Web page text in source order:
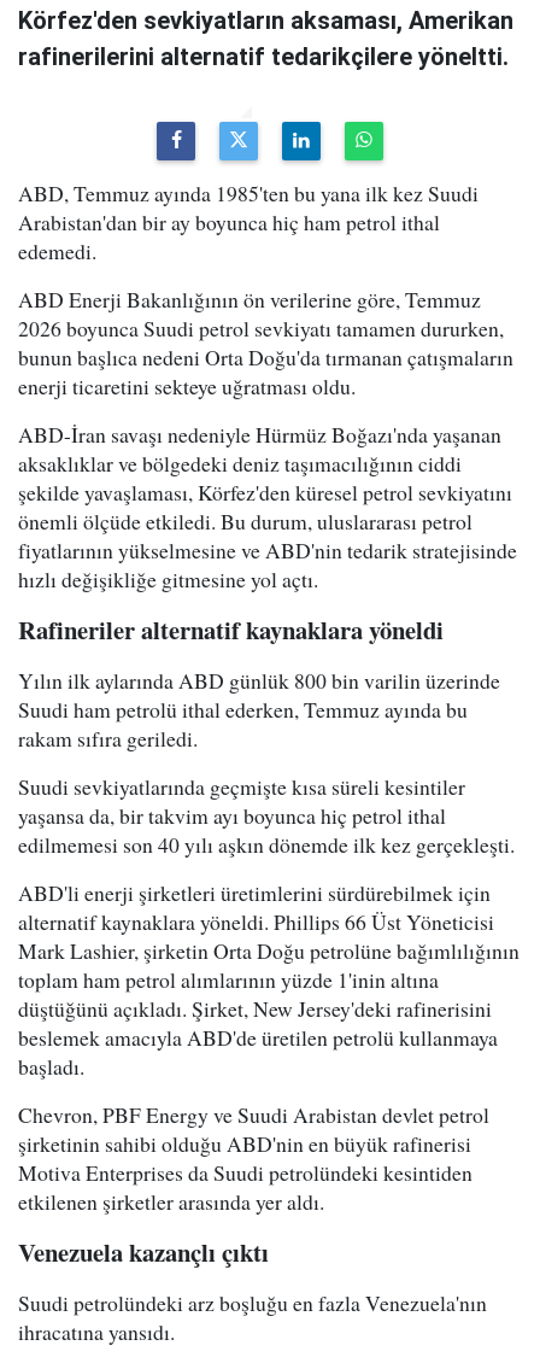
Körfez'den sevkiyatların aksaması, Amerikan
rafinerilerini alternatif tedarikçilere yöneltti.
ABD, Temmuz ayında 1985'ten bu yana ilk kez Suudi
Arabistan'dan bir ay boyunca hiç ham petrol ithal
edemedi.
ABD Enerji Bakanlığının ön verilerine göre, Temmuz
2026 boyunca Suudi petrol sevkiyatı tamamen dururken,
bunun başlıca nedeni Orta Doğu'da tırmanan çatışmaların
enerji ticaretini sekteye uğratması oldu.
ABD-İran savaşı nedeniyle Hürmüz Boğazı'nda yaşanan
aksaklıklar ve bölgedeki deniz taşımacılığının ciddi
şekilde yavaşlaması, Körfez'den küresel petrol sevkiyatını
önemli ölçüde etkiledi. Bu durum, uluslararası petrol
fiyatlarının yükselmesine ve ABD'nin tedarik stratejisinde
hızlı değişikliğe gitmesine yol açtı.
Rafineriler alternatif kaynaklara yöneldi
Yılın ilk aylarında ABD günlük 800 bin varilin üzerinde
Suudi ham petrolü ithal ederken, Temmuz ayında bu
rakam sıfıra geriledi.
Suudi sevkiyatlarında geçmişte kısa süreli kesintiler
yaşansa da, bir takvim ayı boyunca hiç petrol ithal
edilmemesi son 40 yılı aşkın dönemde ilk kez gerçekleşti.
ABD'li enerji şirketleri üretimlerini sürdürebilmek için
alternatif kaynaklara yöneldi. Phillips 66 Üst Yöneticisi
Mark Lashier, şirketin Orta Doğu petrolüne bağımlılığının
toplam ham petrol alımlarının yüzde 1'inin altına
düştüğünü açıkladı. Şirket, New Jersey'deki rafinerisini
beslemek amacıyla ABD'de üretilen petrolü kullanmaya
başladı.
Chevron, PBF Energy ve Suudi Arabistan devlet petrol
şirketinin sahibi olduğu ABD'nin en büyük rafinerisi
Motiva Enterprises da Suudi petrolündeki kesintiden
etkilenen şirketler arasında yer aldı.
Venezuela kazançlı çıktı
Suudi petrolündeki arz boşluğu en fazla Venezuela'nın
ihracatına yansıdı.